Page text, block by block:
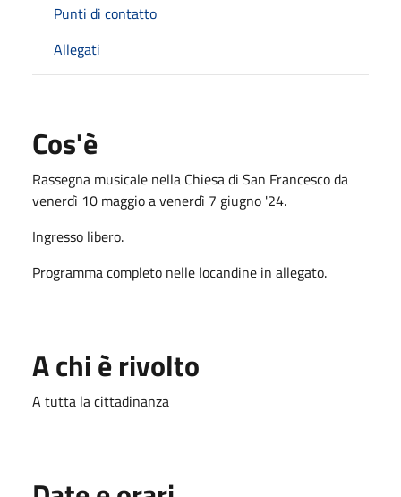
Punti di contatto
Allegati
Cos'è
Rassegna musicale nella Chiesa di San Francesco da
venerdì 10 maggio a venerdì 7 giugno '24.
Ingresso libero.
Programma completo nelle locandine in allegato.
A chi è rivolto
A tutta la cittadinanza